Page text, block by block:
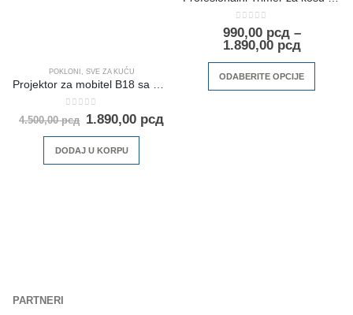
POKLONI , SVE ZA KUĆU
Projektor za mobitel B18 sa Bluetooth zvucnicima
out of 5
4.500,00рсд 1.890,00 рсд
DODAJ U KORPU
0out of 5
990,00 рсд–
1.890,00 рсд
ODABERITE OPCIJE
PARTNERI